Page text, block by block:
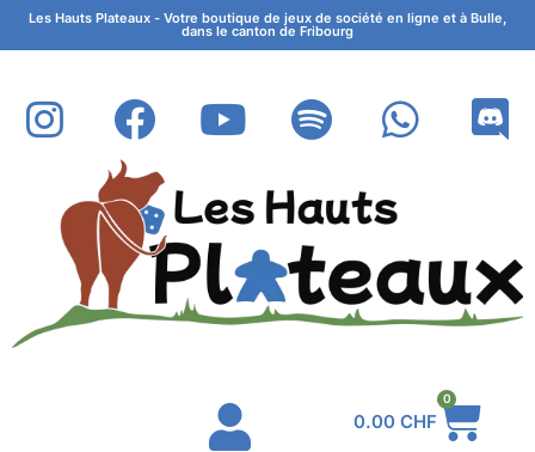
Les Hauts Plateaux - Votre boutique de jeux de société en ligne et à Bulle,
dans le canton de Fribourg
0.00 CHF
0